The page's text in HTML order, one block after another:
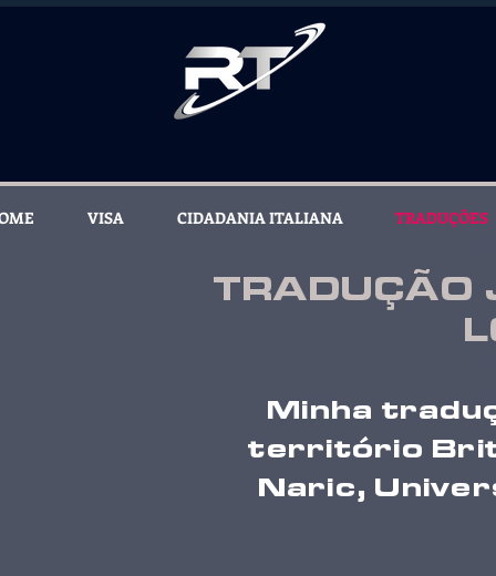
VISA CIDADANIA ITALIANA TRADUÇÕES
TRADUÇÃO
Minha
território
Naric,